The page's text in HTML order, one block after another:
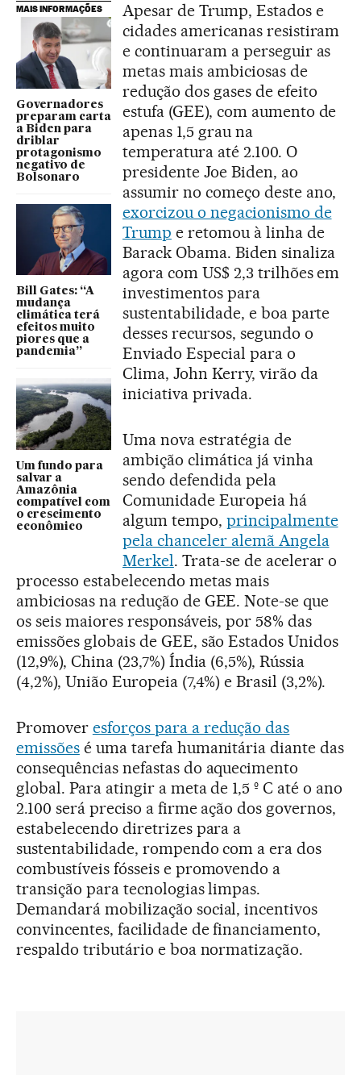
MAIS INFORMAÇÕES
Governadores
preparam carta
a Biden para
driblar
protagonismo
negativo de
Bolsonaro
Bill Gates: “A
mudança
climática terá
efeitos muito
piores que a
pandemia”
Um fundo para
salvar a
Amazônia
compatível com
o crescimento
econômico
Apesar de Trump, Estados e
cidades americanas resistiram
e continuaram a perseguir as
metas mais ambiciosas de
redução dos gases de efeito
estufa (GEE), com aumento de
apenas 1,5 grau na
temperatura até 2.100. O
presidente Joe Biden, ao
assumir no começo deste ano,
exorcizou o negacionismo de
Trump e retomou à linha de
Barack Obama. Biden sinaliza
agora com US$ 2,3 trilhões em
investimentos para
sustentabilidade, e boa parte
desses recursos, segundo o
Enviado Especial para o
Clima, John Kerry, virão da
iniciativa privada.
Uma nova estratégia de
ambição climática já vinha
sendo defendida pela
Comunidade Europeia há
algum tempo, principalmente
pela chanceler alemã Angela
Merkel. Trata-se de acelerar o
processo estabelecendo metas mais
ambiciosas na redução de GEE. Note-se que
os seis maiores responsáveis, por 58% das
emissões globais de GEE, são Estados Unidos
(12,9%), China (23,7%) Índia (6,5%), Rússia
(4,2%), União Europeia (7,4%) e Brasil (3,2%).
Promover esforços para a redução das
emissõesé uma tarefa humanitária diante das
consequências nefastas do aquecimento
global. Para atingir a meta de 1,5 º C até o ano
2.100 será preciso a firme ação dos governos,
estabelecendo diretrizes para a
sustentabilidade, rompendo com a era dos
combustíveis fósseis e promovendo a
transição para tecnologias limpas.
Demandará mobilização social, incentivos
convincentes, facilidade de financiamento,
respaldo tributário e boa normatização.